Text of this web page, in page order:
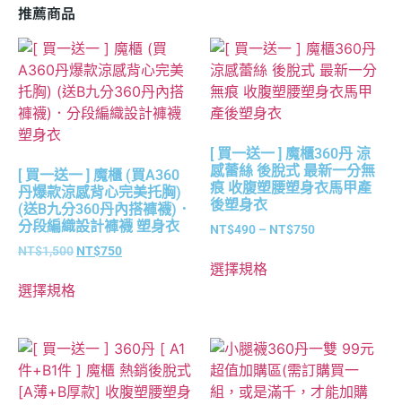
推薦商品
[ 買一送一 ] 魔櫃 (買A360
丹爆款涼感背心完美托胸)
(送B九分360丹內搭褲襪)．
分段編織設計褲襪 塑身衣
NT$1,500 NT$750
選擇規格
[ 買一送一 ] 魔櫃360丹 涼
感蕾絲 後脫式 最新一分無
痕 收腹塑腰塑身衣馬甲產
後塑身衣
NT$490 – NT$750
選擇規格